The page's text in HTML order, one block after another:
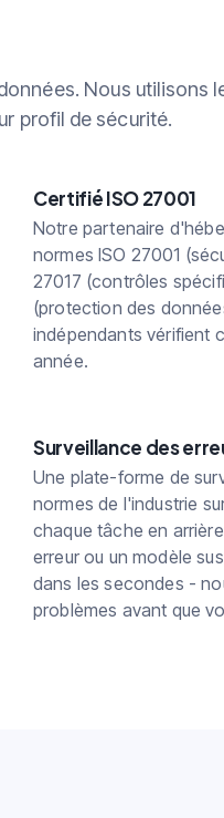
Nous utilisons
profil de sécurité.
Certifié ISO 27001
Notre partenaire
normes ISO 27001
27017 (contrôles
(protection des
indépendants vérifient
année.
Surveillance des
Une plate-forme de
normes de l'industrie
chaque tâche en
erreur ou un modèle
dans les secondes -
problèmes avant que